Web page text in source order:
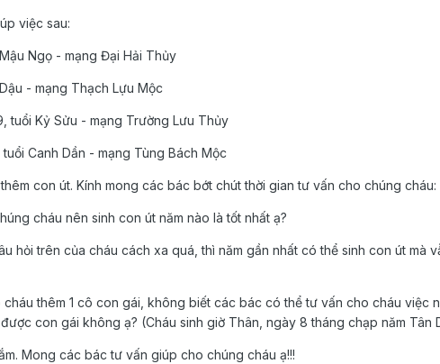
việc sau:
Ngọ - mạng Đại Hải Thủy
- mạng Thạch Lựu Mộc
tuổi Kỷ Sửu - mạng Trường Lưu Thủy
Canh Dần - mạng Tùng Bách Mộc
con út. Kính mong các bác bớt chút thời gian tư vấn cho chúng cháu:
cháu nên sinh con út năm nào là tốt nhất ạ?
hỏi trên của cháu cách xa quá, thì năm gần nhất có thể sinh con út mà
thêm 1 cô con gái, không biết các bác có thể tư vấn cho cháu việc
con gái không ạ? (Cháu sinh giờ Thân, ngày 8 tháng chạp năm Tân
Mong các bác tư vấn giúp cho chúng cháu ạ!!!